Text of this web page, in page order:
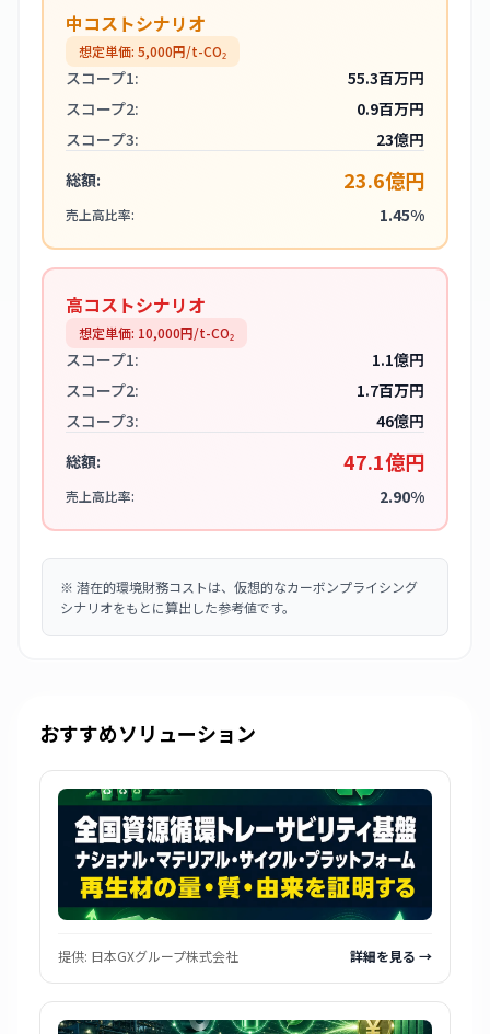
中コストシナリオ
想定単価: 5,000円/t-CO₂
スコープ1:
55.3百万円
スコープ2:
0.9百万円
スコープ3:
23億円
総額:
23.6億円
売上高比率: 1.45%
高コストシナリオ
想定単価: 10,000円/t-CO₂
スコープ1:
1.1億円
スコープ2:
1.7百万円
スコープ3:
46億円
総額:
47.1億円
売上高比率: 2.90%
※ 潜在的環境財務コストは、仮想的なカーボンプライシング
シナリオをもとに算出した参考値です。
おすすめソリューション
提供: 日本GXグループ株式会社 詳細を見る →